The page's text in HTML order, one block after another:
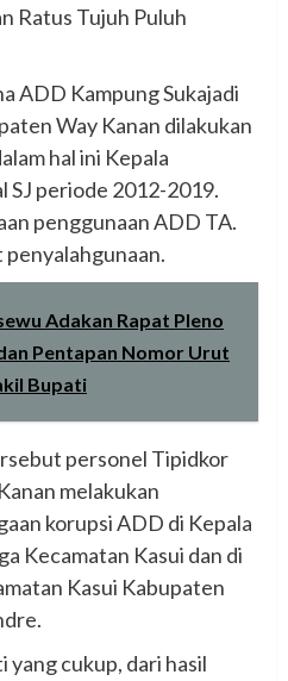
Ratus Tujuh Puluh
ADD Kampung Sukajadi
Way Kanan dilakukan
hal ini Kepala
SJ periode 2012-2019.
penggunaan ADD TA.
Adakan Rapat Pleno
Pentapan Nomor Urut
Bupati
personel Tipidkor
melakukan
korupsi ADD di Kepala
Kecamatan Kasui dan di
Kasui Kabupaten
cukup, dari hasil